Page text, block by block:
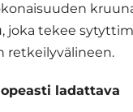
joka tekee
retkeilyvälineen.
ladattava